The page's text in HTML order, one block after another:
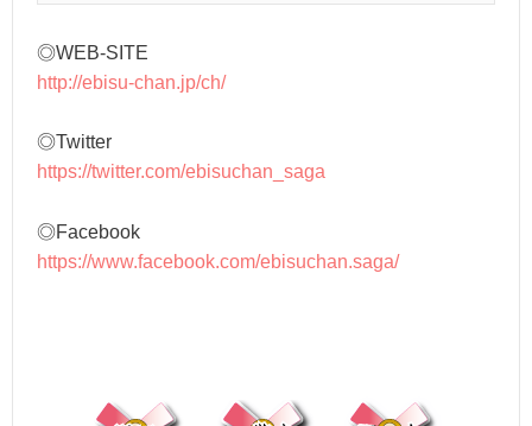
◎WEB-SITE
http://ebisu-chan.jp/ch/
◎Twitter
https://twitter.com/ebisuchan_saga
◎Facebook
https://www.facebook.com/ebisuchan.saga/